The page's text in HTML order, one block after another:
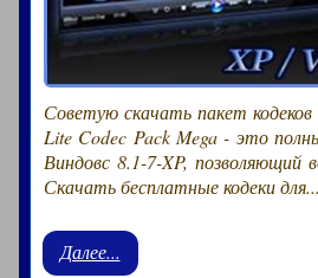
Советую скачать пакет
Lite Codec Pack Mega - это
Виндовс 8.1-7-XP,
Скачать бесплатные кодеки
Далее...